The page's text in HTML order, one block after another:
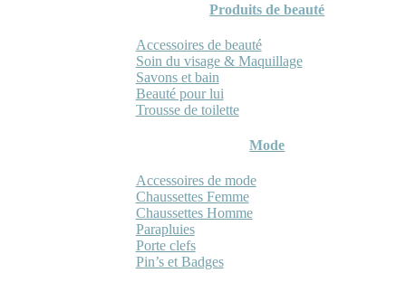
Produits de beauté
Accessoires de beauté
Soin du visage & Maquillage
Savons et bain
Beauté pour lui
Trousse de toilette
Mode
Accessoires de mode
Chaussettes Femme
Chaussettes Homme
Parapluies
Porte clefs
Pin’s et Badges